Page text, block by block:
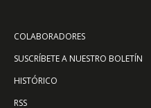
COLABORADORES
SUSCRÍBETE A NUESTRO BOLETÍN
HISTÓRICO
RSS